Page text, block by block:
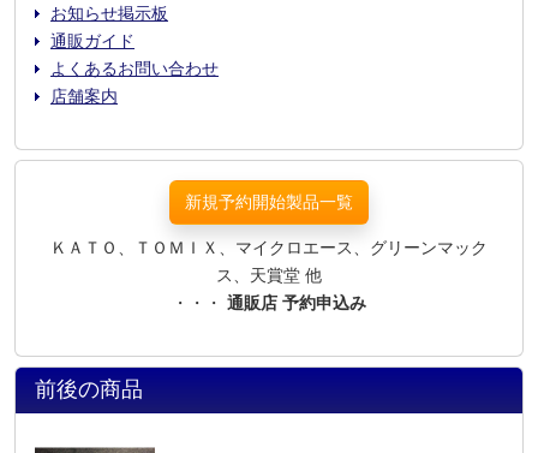
お知らせ掲示板
通販ガイド
よくあるお問い合わせ
店舗案内
新規予約開始製品一覧
ＫＡＴＯ、ＴＯＭＩＸ、マイクロエース、グリーンマック
ス、天賞堂 他
・・・ 通販店 予約申込み
前後の商品